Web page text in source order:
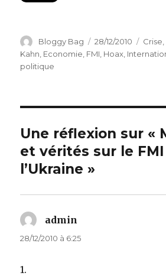
Auteur
Bloggy Bag
Publié
le
28/12/2010 Crise
Kahn Economie FMI Hoax
politique
Une réflexion sur «
et vérités sur le
l’Ukraine »
admin
28/12/2010 à 6:25
1.